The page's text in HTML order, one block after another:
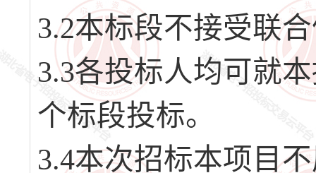
3.2本标段不接受联
3.3各投标人均可就
个标段投标。
3.4本次招标本项目